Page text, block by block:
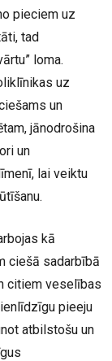
pieciem uz
tad
loma.
uz
un
jānodrošina
un
lai veiktu
kā
ciešā sadarbībā
citiem veselības
pieeju
atbilstošu un